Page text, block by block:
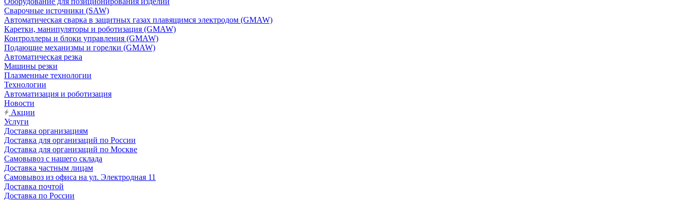
Сварочные источники (SAW)
Автоматическая сварка в защитных газах плавящимся электродом (GMAW)
Каретки, манипуляторы и роботизация (GMAW)
Контроллеры и блоки управления (GMAW)
Подающие механизмы и горелки (GMAW)
Автоматическая резка
Машины резки
Плазменные технологии
Технологии
Автоматизация и роботизация
Новости
Акции
Услуги
Доставка организациям
Доставка для организаций по России
Доставка для организаций по Москве
Самовывоз с нашего склада
Доставка частным лицам
Самовывоз из офиса на ул. Электродная 11
Доставка почтой
Доставка по России